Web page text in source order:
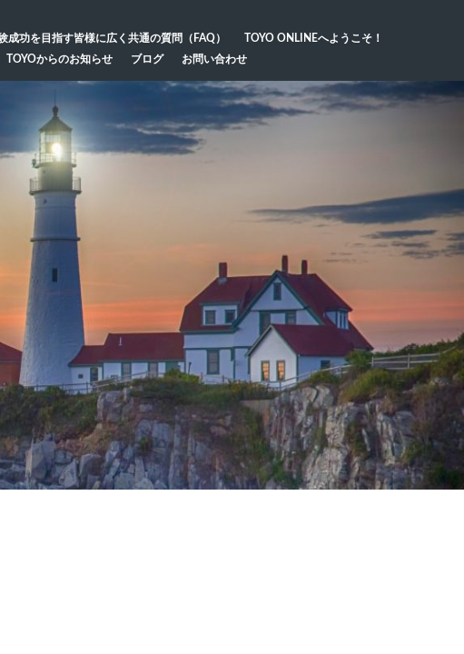
成功を目指す皆様に広く共通の質問（FAQ）
TOYO ONLINEへようこそ！
TOYOからのお知らせ ブログ お問い合わせ